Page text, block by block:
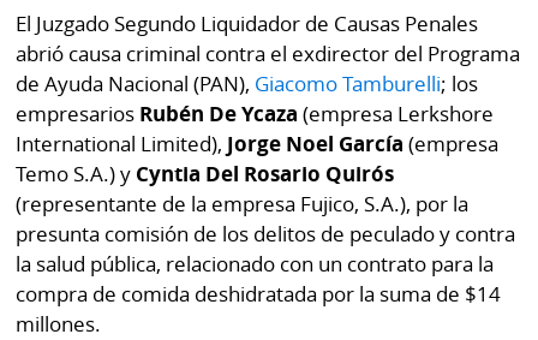
Comunicados
Catálogos
Lotería
Kiosko
digital
Luctuosas
Temas
Autores
Notas
al
lector
Buenas
prácticas
El Juzgado Segundo Liquidador de Causas Penales
abrió causa criminal contra el exdirector del Programa
de Ayuda Nacional (PAN), Giacomo Tamburelli; los
empresarios Rubén De Ycaza(empresa Lerkshore
International Limited), Jorge Noel García (empresa
Temo S.A.) y Cyntia Del Rosario Quirós
(representante de la empresa Fujico, S.A.), por la
presunta comisión de los delitos de peculado y contra
la salud pública, relacionado con un contrato para la
compra de comida deshidratada por la suma de $14
millones.